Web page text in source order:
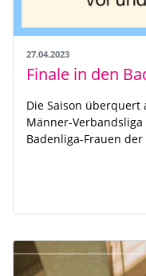
27.04.2023
Finale in den
Die Saison überquert
Männer-
Badenliga-Frauen der